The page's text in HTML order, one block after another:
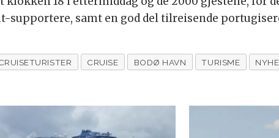
supportere, samt en god del tilreisende
CRUISE BODØ HAVN TURISME